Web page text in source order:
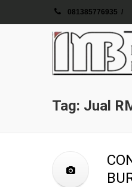
081385776935 /
Tag: Jual